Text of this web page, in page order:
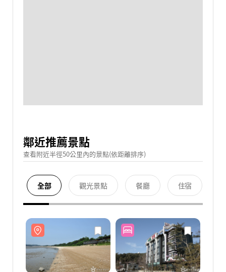
鄰近推薦景點
查看附近半徑50公里內的景點(依距離排序)
全部 觀光景點 餐廳 住宿